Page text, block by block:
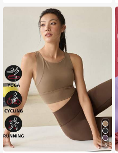
5
#1 ขายดี
ใน วิ่ง เสื้อชั้นในกีฬาสำหรับผู้หญิง